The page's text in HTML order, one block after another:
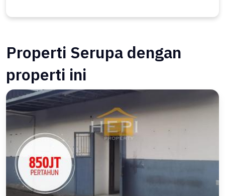
Properti Serupa dengan
properti ini